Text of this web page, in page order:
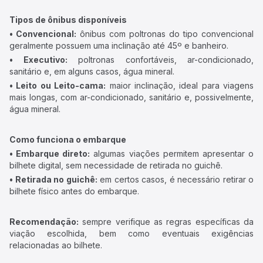
Tipos de ônibus disponíveis
• Convencional: ônibus com poltronas do tipo convencional
geralmente possuem uma inclinação até 45º e banheiro.
• Executivo: poltronas confortáveis, ar-condicionado,
sanitário e, em alguns casos, água mineral.
• Leito ou Leito-cama: maior inclinação, ideal para viagens
mais longas, com ar-condicionado, sanitário e, possivelmente,
água mineral.
Como funciona o embarque
• Embarque direto: algumas viações permitem apresentar o
bilhete digital, sem necessidade de retirada no guichê.
• Retirada no guichê: em certos casos, é necessário retirar o
bilhete físico antes do embarque.
Recomendação: sempre verifique as regras específicas da
viação escolhida, bem como eventuais exigências
relacionadas ao bilhete.